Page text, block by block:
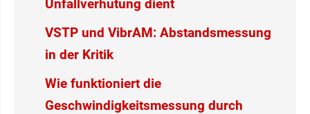
Unfallverhütung dient
VSTP und VibrAM: Abstandsmessung
in der Kritik
Wie funktioniert die
Geschwindigkeitsmessung durch